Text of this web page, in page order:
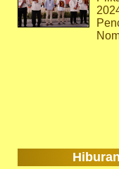
Hiburan